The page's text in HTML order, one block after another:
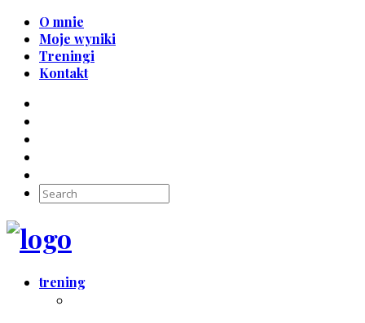
O mnie
Moje wyniki
Treningi
Kontakt
trening